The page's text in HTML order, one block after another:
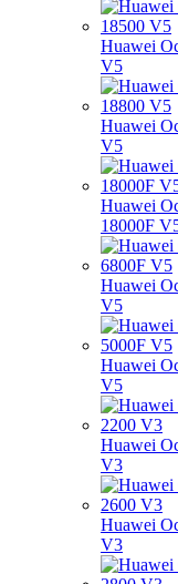
Huawei
V5
Huawei
V5
Huawei
18000F
Huawei
V5
Huawei
V5
Huawei
V3
Huawei
V3